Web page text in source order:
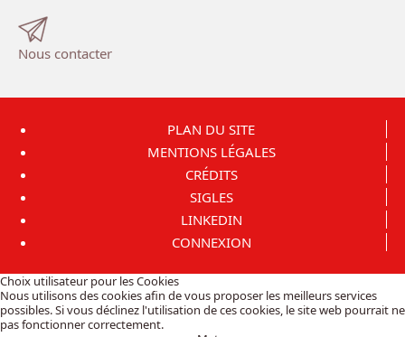
Nous contacter
PLAN DU SITE
MENTIONS LÉGALES
CRÉDITS
SIGLES
LINKEDIN
CONNEXION
Choix utilisateur pour les Cookies
Nous utilisons des cookies afin de vous proposer les meilleurs services
possibles. Si vous déclinez l'utilisation de ces cookies, le site web pourrait ne
pas fonctionner correctement.